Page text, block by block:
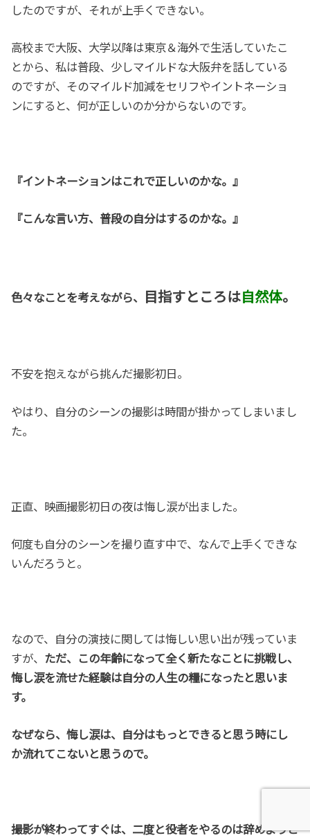
したのですが、それが上手くできない。
高校まで大阪、大学以降は東京＆海外で生活していたこ
とから、私は普段、少しマイルドな大阪弁を話している
のですが、そのマイルド加減をセリフやイントネーショ
ンにすると、何が正しいのか分からないのです。
『イントネーションはこれで正しいのかな。』
『こんな言い方、普段の自分はするのかな。』
色々なことを考えながら、 目指すところは自然体。
不安を抱えながら挑んだ撮影初日。
やはり、自分のシーンの撮影は時間が掛かってしまいまし
た。
正直、映画撮影初日の夜は悔し涙が出ました。
何度も自分のシーンを撮り直す中で、なんで上手くできな
いんだろうと。
なので、自分の演技に関しては悔しい思い出が残っていま
すが、 ただ、 この年齢になって全く新たなことに挑戦し、
悔し涙を流せた経験は自分の人生の糧になったと思いま
す。
なぜなら、悔し涙は、自分はもっとできると思う時にし
か流れてこないと思うので。
撮影が終わってすぐは、二度と役者をやるのは辞めようと